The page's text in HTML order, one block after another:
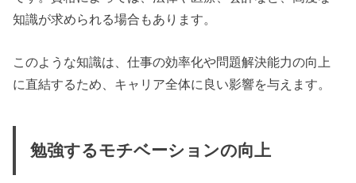
知識が求められる場合もあります。
このような知識は、仕事の効率化や問題解決能力の向上
に直結するため、キャリア全体に良い影響を与えます。
勉強するモチベーションの向上